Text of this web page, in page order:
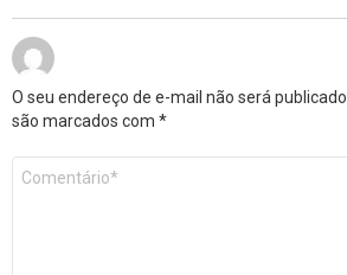
O seu endereço de e-mail não será publicado.
são marcados com *